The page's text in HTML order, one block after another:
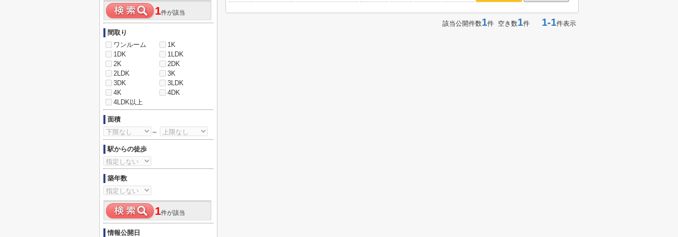
該当公開件数1件 空き数1件 1-1件表示
1件が該当
間取り
ワンルーム
1K
1DK
1LDK
2K
2DK
2LDK
3K
3DK
3LDK
4K
4DK
4LDK以上
面積
～
駅からの徒歩
築年数
1件が該当
情報公開日